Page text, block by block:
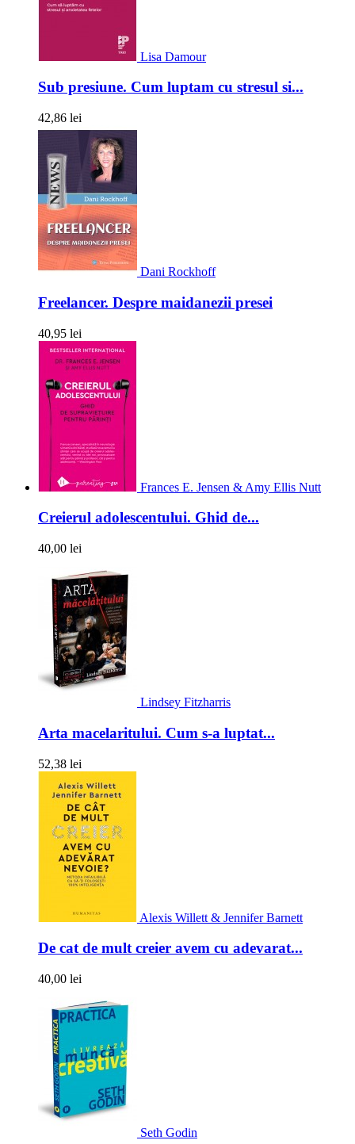
Lisa Damour
Sub presiune. Cum luptam cu stresul si...
42,86 lei
Dani Rockhoff
Freelancer. Despre maidanezii presei
40,95 lei
Frances E. Jensen & Amy Ellis Nutt
Creierul adolescentului. Ghid de...
40,00 lei
Lindsey Fitzharris
Arta macelaritului. Cum s-a luptat...
52,38 lei
Alexis Willett & Jennifer Barnett
De cat de mult creier avem cu adevarat...
40,00 lei
Seth Godin